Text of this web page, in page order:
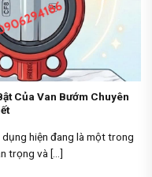
Của Van Bướm Chuyên
hiện đang là một trong
trọng và [...]